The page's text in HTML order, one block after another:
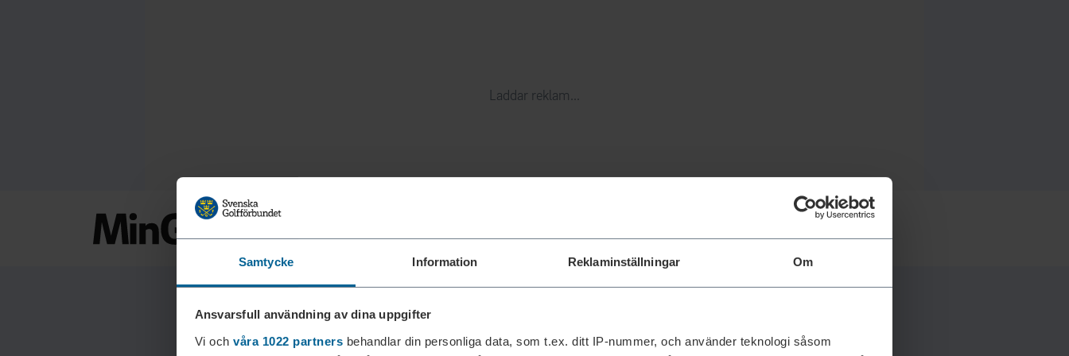
Samtycke Information Reklaminställningar Om
Ansvarsfull användning av dina uppgifter
Vi och våra 1022 partners behandlar din personliga data, som t.ex. ditt IP-nummer, och använder teknologi såsom
Laddar reklam...